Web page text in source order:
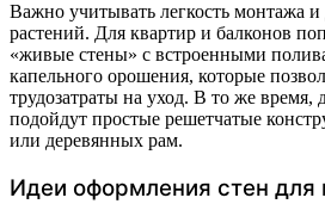
Важно учитывать легкость монтажа
растений. Для квартир и балконов
«живые стены» с встроенными
капельного орошения, которые
трудозатраты на уход. В то же время,
подойдут простые решетчатые
или деревянных рам.
Идеи оформления стен для